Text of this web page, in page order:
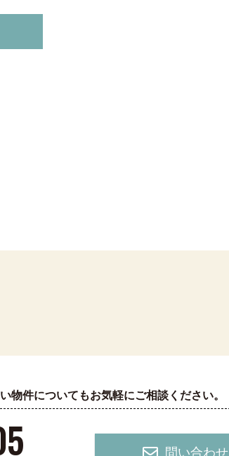
物件についてもお気軽にご相談ください。
問い合わせ